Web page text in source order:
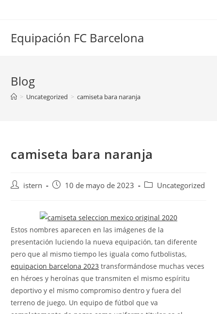
Equipación FC Barcelona
Blog
> Uncategorized > camiseta bara naranja
camiseta bara naranja
Autoristern
Publicación
entrada:
10 de mayo de 2023
Categoría
entrada:
Uncategorized
Estos nombres aparecen en las imágenes de la
presentación luciendo la nueva equipación, tan diferente
pero que al mismo tiempo les iguala como futbolistas,
equipacion barcelona 2023 transformándose muchas veces
en héroes y heroínas que transmiten el mismo espíritu
deportivo y el mismo compromiso dentro y fuera del
terreno de juego. Un equipo de fútbol que va